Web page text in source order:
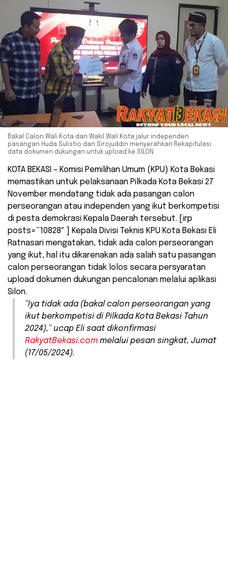
Bakal Calon Wali Kota dan Wakil Wali Kota jalur independen
pasangan Huda Sulistio dan Sirojuddin menyerahkan Rekapitulasi
data dokumen dukungan untuk upload ke SILON.
KOTA BEKASI – Komisi Pemilihan Umum (KPU) Kota Bekasi
memastikan untuk pelaksanaan Pilkada Kota Bekasi 27
November mendatang tidak ada pasangan calon
perseorangan atau independen yang ikut berkompetisi
di pesta demokrasi Kepala Daerah tersebut. [irp
posts=”10828″ ] Kepala Divisi Teknis KPU Kota Bekasi Eli
Ratnasari mengatakan, tidak ada calon perseorangan
yang ikut, hal itu dikarenakan ada salah satu pasangan
calon perseorangan tidak lolos secara persyaratan
upload dokumen dukungan pencalonan melalui aplikasi
Silon.
“Iya tidak ada (bakal calon perseorangan yang
ikut berkompetisi di Pilkada Kota Bekasi Tahun
2024),” ucap Eli saat dikonfirmasi
RakyatBekasi.com melalui pesan singkat, Jumat
(17/05/2024).